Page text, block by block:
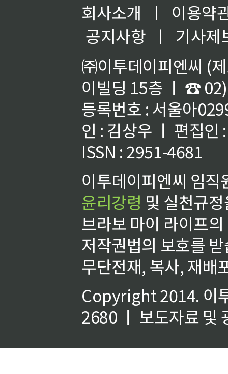
회사소개 ㅣ
이용약
공지사항
ㅣ
기사제
㈜이투데이피엔씨 (
이빌딩 15층 ㅣ ☎
등록번호 : 서울아
인 : 김상우 ㅣ 편집인
ISSN : 2951-4681
이투데이피엔씨 임
윤리강령 및 실천규
브라보 마이 라이프
저작권법의 보호를
무단전재, 복사, 재배
Copyright 2014. 이
2680 ㅣ 보도자료